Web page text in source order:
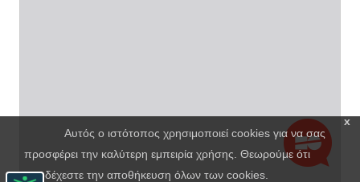
x
Αυτός ο ιστότοπος χρησιμοποιεί cookies για να σας
προσφέρει την καλύτερη εμπειρία χρήσης. Θεωρούμε ότι
αποδέχεστε την αποθήκευση όλων των cookies.